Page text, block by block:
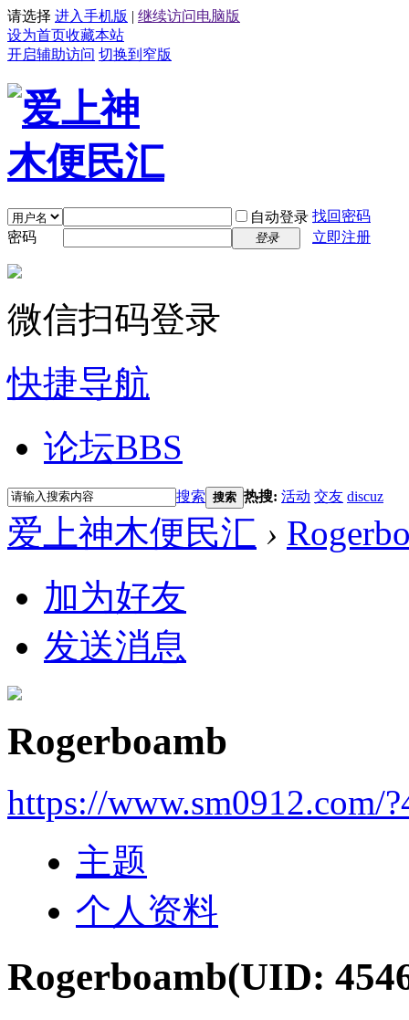
请选择 进入手机版 | 继续访问电脑版
设为首页收藏本站
开启辅助访问 切换到窄版
自动登录 找回密码
密码
登录 立即注册
微信扫码登录
快捷导航
论坛BBS
搜索 搜索 热搜: 活动 交友 discuz
爱上神木便民汇 ›
加为好友
发送消息
Rogerboamb
https://www.sm0912.com/
主题
个人资料
Rogerboamb(UID: